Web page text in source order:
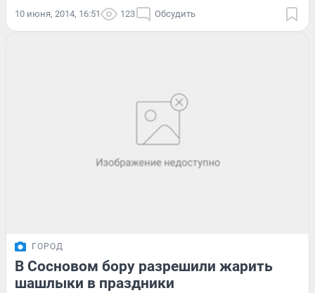
10 июня, 2014, 16:51 123 Обсудить
ГОРОД
В Сосновом бору разрешили жарить
шашлыки в праздники